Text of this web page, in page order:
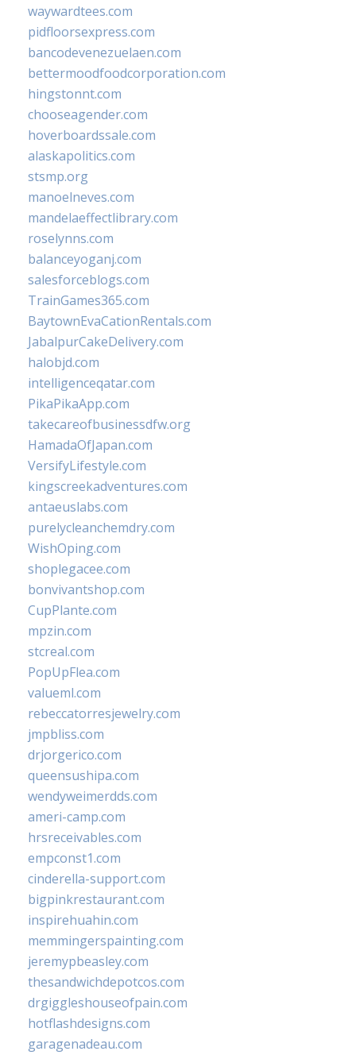
waywardtees.com
pidfloorsexpress.com
bancodevenezuelaen.com
bettermoodfoodcorporation.com
hingstonnt.com
chooseagender.com
hoverboardssale.com
alaskapolitics.com
stsmp.org
manoelneves.com
mandelaeffectlibrary.com
roselynns.com
balanceyoganj.com
salesforceblogs.com
TrainGames365.com
BaytownEvaCationRentals.com
JabalpurCakeDelivery.com
halobjd.com
intelligenceqatar.com
PikaPikaApp.com
takecareofbusinessdfw.org
HamadaOfJapan.com
VersifyLifestyle.com
kingscreekadventures.com
antaeuslabs.com
purelycleanchemdry.com
WishOping.com
shoplegacee.com
bonvivantshop.com
CupPlante.com
mpzin.com
stcreal.com
PopUpFlea.com
valueml.com
rebeccatorresjewelry.com
jmpbliss.com
drjorgerico.com
queensushipa.com
wendyweimerdds.com
ameri-camp.com
hrsreceivables.com
empconst1.com
cinderella-support.com
bigpinkrestaurant.com
inspirehuahin.com
memmingerspainting.com
jeremypbeasley.com
thesandwichdepotcos.com
drgiggleshouseofpain.com
hotflashdesigns.com
garagenadeau.com